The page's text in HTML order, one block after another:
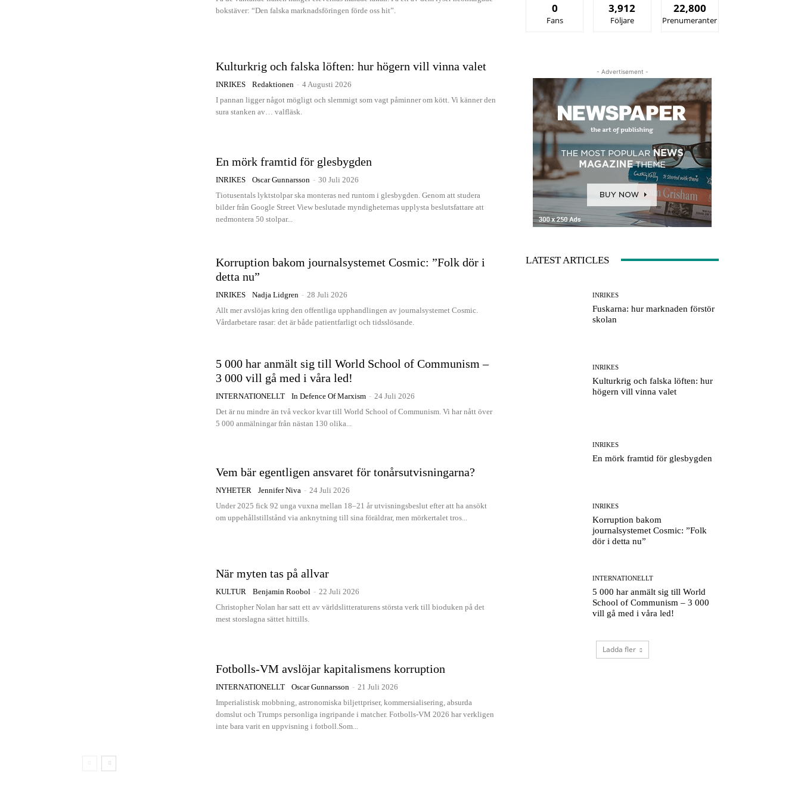
bokstäver: “Den falska marknadsföringen förde oss hit”.
Kulturkrig och falska löften: hur högern vill vinna valet
INRIKES Redaktionen - 4 Augusti 2026
I pannan ligger något mögligt och slemmigt som vagt påminner om kött. Vi känner den
sura stanken av… valfläsk.
En mörk framtid för glesbygden
INRIKES Oscar Gunnarsson - 30 Juli 2026
Tiotusentals lyktstolpar ska monteras ned runtom i glesbygden. Genom att studera
bilder från Google Street View beslutade myndigheternas upplysta beslutsfattare att
nedmontera 50 stolpar...
Korruption bakom journalsystemet Cosmic: ”Folk dör i
detta nu”
INRIKES Nadja Lidgren - 28 Juli 2026
Allt mer avslöjas kring den offentliga upphandlingen av journalsystemet Cosmic.
Vårdarbetare rasar: det är både patientfarligt och tidsslösande.
5 000 har anmält sig till World School of Communism –
3 000 vill gå med i våra led!
INTERNATIONELLT In Defence Of Marxism - 24 Juli 2026
Det är nu mindre än två veckor kvar till World School of Communism. Vi har nått över
5 000 anmälningar från nästan 130 olika...
Vem bär egentligen ansvaret för tonårsutvisningarna?
NYHETER Jennifer Niva - 24 Juli 2026
Under 2025 fick 92 unga vuxna mellan 18–21 år utvisningsbeslut efter att ha ansökt
om uppehållstillstånd via anknytning till sina föräldrar, men mörkertalet tros...
När myten tas på allvar
KULTUR Benjamin Roobol - 22 Juli 2026
Christopher Nolan har satt ett av världslitteraturens största verk till bioduken på det
mest storslagna sättet hittills.
Fotbolls-VM avslöjar kapitalismens korruption
INTERNATIONELLT Oscar Gunnarsson - 21 Juli 2026
Imperialistisk mobbning, astronomiska biljettpriser, kommersialisering, absurda
domslut och Trumps personliga ingripande i matcher. Fotbolls-VM 2026 har verkligen
inte bara varit en uppvisning i fotboll.Som...
0
Fans
3,912
Följare
22,800
Prenumeranter
- Advertisement -
LATEST ARTICLES
INRIKES
Fuskarna: hur marknaden förstör
skolan
INRIKES
Kulturkrig och falska löften: hur
högern vill vinna valet
INRIKES
En mörk framtid för glesbygden
INRIKES
Korruption bakom
journalsystemet Cosmic: ”Folk
dör i detta nu”
INTERNATIONELLT
5 000 har anmält sig till World
School of Communism – 3 000
vill gå med i våra led!
Ladda fler